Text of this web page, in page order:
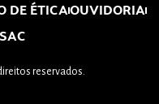
DE ÉTICAOUVIDORIA
SAC
reservados.